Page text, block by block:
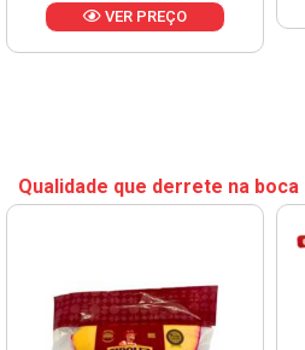
VER PREÇO
Qualidade que derrete na boca